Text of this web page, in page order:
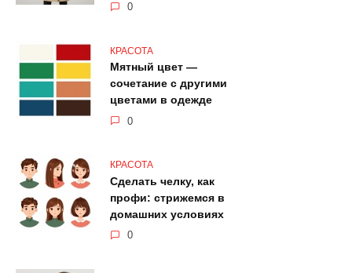
0
КРАСОТА
Мятный цвет —
сочетание с другими
цветами в одежде
0
КРАСОТА
Сделать челку, как
профи: стрижемся в
домашних условиях
0